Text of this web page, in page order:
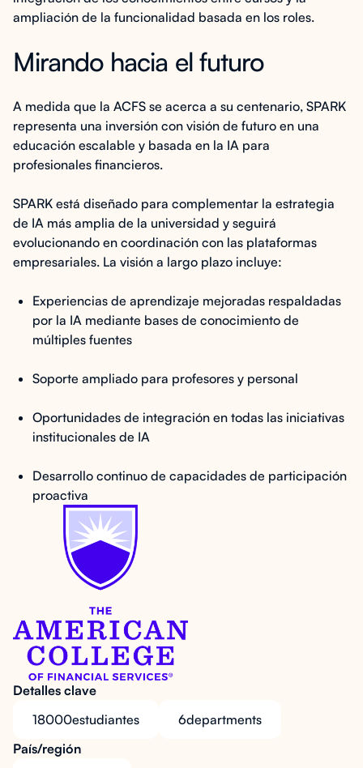
ampliación de la funcionalidad basada en los roles.
Mirando hacia el futuro
A medida que la ACFS se acerca a su centenario, SPARK
representa una inversión con visión de futuro en una
educación escalable y basada en la IA para
profesionales financieros.
SPARK está diseñado para complementar la estrategia
de IA más amplia de la universidad y seguirá
evolucionando en coordinación con las plataformas
empresariales. La visión a largo plazo incluye:
Experiencias de aprendizaje mejoradas respaldadas
por la IA mediante bases de conocimiento de
múltiples fuentes
Soporte ampliado para profesores y personal
Oportunidades de integración en todas las iniciativas
institucionales de IA
Desarrollo continuo de capacidades de participación
proactiva
Detalles clave
18000estudiantes 6departments
País/región